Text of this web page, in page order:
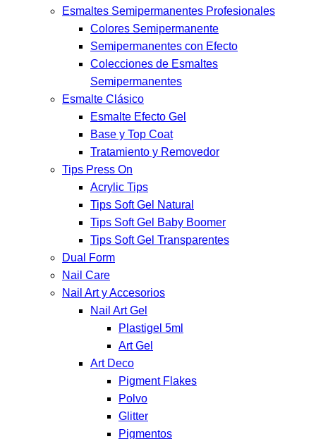
Esmaltes Semipermanentes Profesionales
Colores Semipermanente
Semipermanentes con Efecto
Colecciones de Esmaltes
Semipermanentes
Esmalte Clásico
Esmalte Efecto Gel
Base y Top Coat
Tratamiento y Removedor
Tips Press On
Acrylic Tips
Tips Soft Gel Natural
Tips Soft Gel Baby Boomer
Tips Soft Gel Transparentes
Dual Form
Nail Care
Nail Art y Accesorios
Nail Art Gel
Plastigel 5ml
Art Gel
Art Deco
Pigment Flakes
Polvo
Glitter
Pigmentos